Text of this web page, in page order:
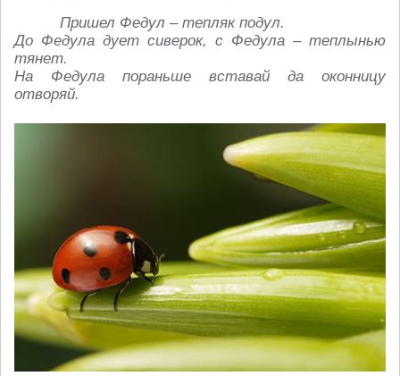
Пришел Федул – тепляк подул.
До Федула дует сиверок, с Федула – теплынью
тянет.
На Федула пораньше вставай да оконницу
отворяй.